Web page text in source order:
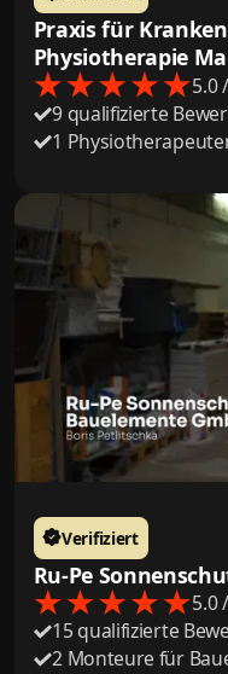
Praxis für
Physiotherapie
5.0
9 qualifizierte
1
Ru-Pe
Verifiziert
5.0
15 qualifizierte
2 Monteure für